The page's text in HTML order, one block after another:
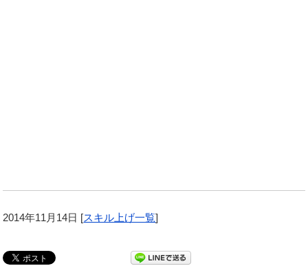
2014年11月14日 [スキル上げ一覧]